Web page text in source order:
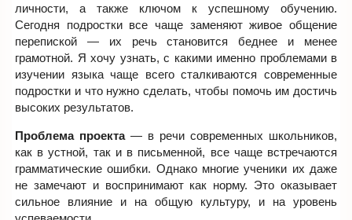
личности, а также ключом к успешному обучению.
Сегодня подростки все чаще заменяют живое общение
перепиской — их речь становится беднее и менее
грамотной. Я хочу узнать, с какими именно проблемами в
изучении языка чаще всего сталкиваются современные
подростки и что нужно сделать, чтобы помочь им достичь
высоких результатов.
Проблема проекта— в речи современных школьников,
как в устной, так и в письменной, все чаще встречаются
грамматические ошибки. Однако многие ученики их даже
не замечают и воспринимают как норму. Это оказывает
сильное влияние и на общую культуру, и на уровень